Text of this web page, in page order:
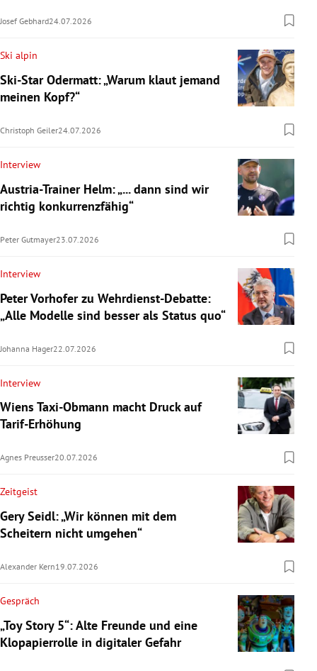
Josef Gebhard24.07.2026
Ski alpin
Ski-Star Odermatt: „Warum klaut jemand
meinen Kopf?“
Christoph Geiler24.07.2026
Interview
Austria-Trainer Helm: „... dann sind wir
richtig konkurrenzfähig“
Peter Gutmayer23.07.2026
Interview
Peter Vorhofer zu Wehrdienst-Debatte:
„Alle Modelle sind besser als Status quo“
Johanna Hager22.07.2026
Interview
Wiens Taxi-Obmann macht Druck auf
Tarif-Erhöhung
Agnes Preusser20.07.2026
Zeitgeist
Gery Seidl: „Wir können mit dem
Scheitern nicht umgehen“
Alexander Kern19.07.2026
Gespräch
„Toy Story 5“: Alte Freunde und eine
Klopapierrolle in digitaler Gefahr